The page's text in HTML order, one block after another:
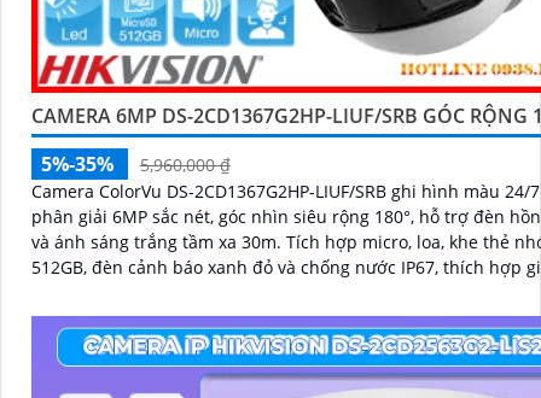
CAMERA 6MP DS-2CD1367G2HP-LIUF/SRB GÓC RỘNG
5%-35%
5,960,000 ₫
Camera ColorVu DS-2CD1367G2HP-LIUF/SRB ghi hình màu 24/
phân giải 6MP sắc nét, góc nhìn siêu rộng 180°, hỗ trợ đèn
và ánh sáng trắng tầm xa 30m. Tích hợp micro, loa, khe thẻ nhớ đến
512GB, đèn cảnh báo xanh đỏ và chống nước IP67, thích hợp